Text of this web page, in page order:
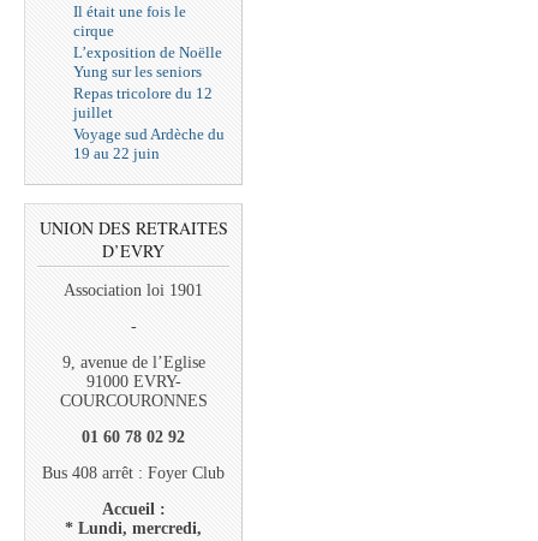
Il était une fois le
cirque
L’exposition de Noëlle
Yung sur les seniors
Repas tricolore du 12
juillet
Voyage sud Ardèche du
19 au 22 juin
UNION DES RETRAITES
D’EVRY
Association loi 1901
-
9, avenue de l’Eglise
91000 EVRY-
COURCOURONNES
01 60 78 02 92
Bus 408 arrêt : Foyer Club
Accueil :
* Lundi, mercredi,